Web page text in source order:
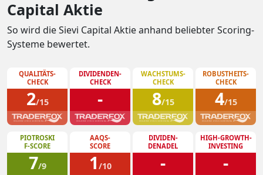
Capital Aktie
So wird die Sievi Capital Aktie anhand beliebter Scoring-
Systeme bewertet.
QUALITÄTS-
CHECK
2/15
DIVIDENDEN-
CHECK
-
WACHSTUMS-
CHECK
8/15
ROBUSTHEITS-
CHECK
4/15
PIOTROSKI
F-SCORE
7/9
AAQS-
SCORE
1 /10
DIVIDEN-
DENADEL
-
HIGH-GROWTH-
INVESTING
-